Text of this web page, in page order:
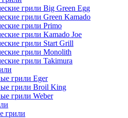
грили Big Green Egg
грили Green Kamado
грили Primo
грили Kamado Joe
грили Start Grill
грили Monolith
грили Takimura
грили Eger
грили Broil King
грили Weber
грили